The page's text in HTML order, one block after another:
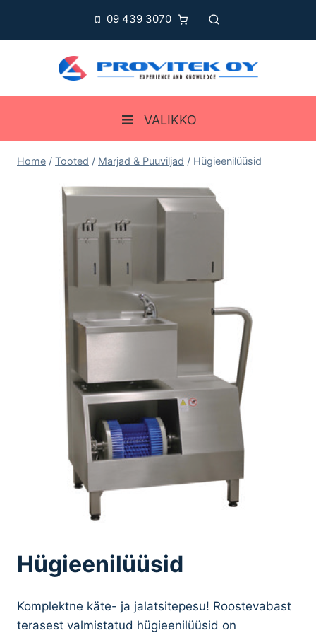
09 439 3070
VALIKKO
Home / Tooted / Marjad & Puuviljad / Hügieenilüüsid
Hügieenilüüsid
Komplektne käte- ja jalatsitepesu! Roostevabast
terasest valmistatud hügieenilüüsid on